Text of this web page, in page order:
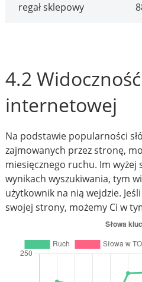
regał sklepowy
4.2
internetowej
Na podstawie popularności
zajmowanych przez stronę,
miesięcznego ruchu. Im wyżej
wynikach wyszukiwania, tym
użytkownik na nią wejdzie.
swojej strony, możemy Ci w